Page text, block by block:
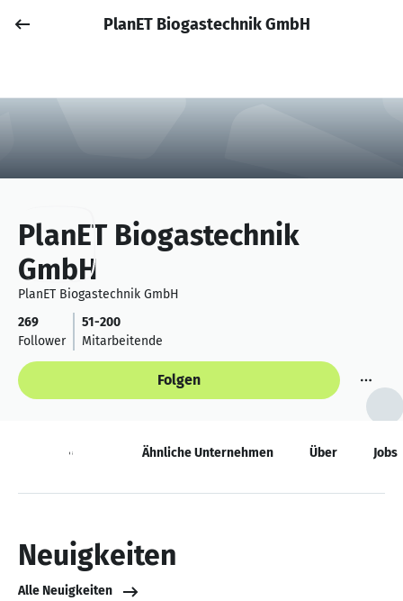
Anmelden
PlanET Biogastechnik GmbH
PlanET Biogastechnik
GmbH
PlanET Biogastechnik GmbH
269
Follower
51-200
Mitarbeitende
Folgen
Neuigkeiten Ähnliche Unternehmen Über Jobs
Neuigkeiten
Alle Neuigkeiten